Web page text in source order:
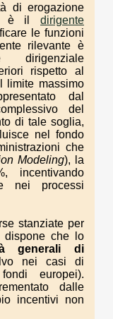
di erogazione
è il dirigente
le funzioni
rilevante è
dirigenziale
rispetto al
limite massimo
dal
del
di tale soglia,
nel fondo
che
Modeling), la
incentivando
nei processi
stanziate per
dispone che lo
generali di
nei casi di
europei).
dalle
incentivi non